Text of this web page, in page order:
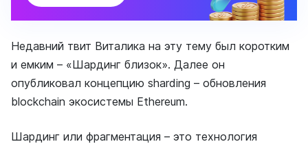
Недавний твит Виталика на эту тему был коротким
и емким – «Шардинг близок». Далее он
опубликовал концепцию sharding – обновления
blockchain экосистемы Ethereum.
Шардинг или фрагментация – это технология